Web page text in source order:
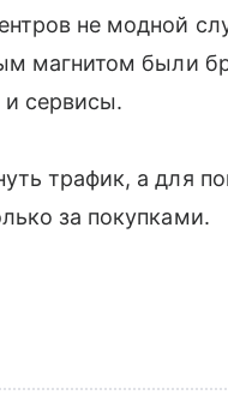
не модной
магнитом были
и сервисы.
трафик, а для
за покупками.